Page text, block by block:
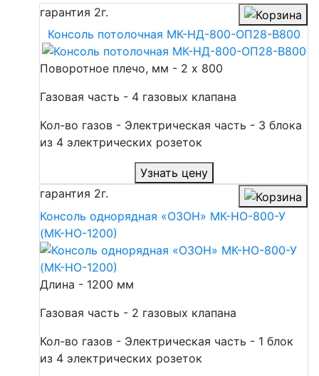
гарантия 2г.
Консоль потолочная МК-НД-800-ОП28-В800
Поворотное плечо, мм - 2 х 800
Газовая часть - 4 газовых клапана
Кол-во газов - Электрическая часть - 3 блока
из 4 электрических розеток
Узнать цену
гарантия 2г.
Консоль однорядная «ОЗОН» МК-НО-800-У
(МК-НО-1200)
Длина - 1200 мм
Газовая часть - 2 газовых клапана
Кол-во газов - Электрическая часть - 1 блок
из 4 электрических розеток